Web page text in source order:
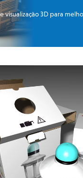
visualização 3D para